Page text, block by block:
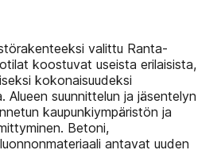
valittu Ranta-
koostuvat useista erilaisista,
kokonaisuudeksi
suunnittelun ja jäsentelyn
kaupunkiympäristön ja
Betoni,
antavat uuden